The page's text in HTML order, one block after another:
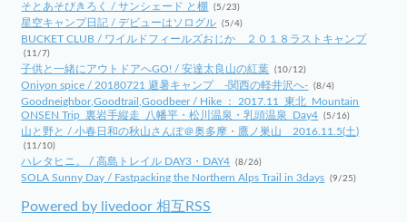
そとあそびきろく / サンシェード と棚 (5/23)
星空キャンプ日記 / デビューはソログル (5/4)
BUCKET CLUB / ワイルドフィールズおじか ２０１８ラストキャンプ
(11/7)
子供と一緒にアウトドアへGO! / 安達太良山の紅葉 (10/12)
Oniyon spice / 20180721 避暑キャンプ -関西の軽井沢へ- (8/4)
Goodneighbor,Goodtrail,Goodbeer / Hike ： 2017.11_東北_Mountain
ONSEN Trip_裏岩手縦走_八幡平・松川温泉・乳頭温泉_Day4 (5/16)
山と野と / 小春日和の秋山さんぽ＠奥多摩・鷹ノ巣山 2016.11.5(土)
(11/10)
ハレタヒニ。 / 高島トレイル DAY3・DAY4 (8/26)
SOLA Sunny Day / Fastpacking the Northern Alps Trail in 3days (9/25)
Powered by livedoor 相互RSS